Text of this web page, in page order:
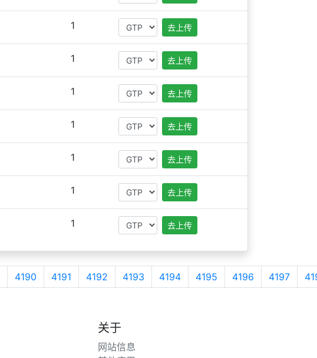
1 去上传
1 去上传
1 去上传
1 去上传
1 去上传
1 去上传
1 去上传
4190 4191 4192 4193 4194 4195 4196 4197
关于
网站信息